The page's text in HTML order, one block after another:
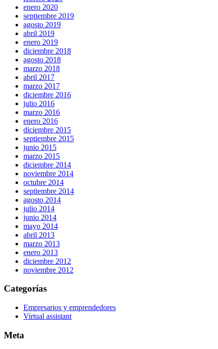
enero 2020
septiembre 2019
agosto 2019
abril 2019
enero 2019
diciembre 2018
agosto 2018
marzo 2018
abril 2017
marzo 2017
diciembre 2016
julio 2016
marzo 2016
enero 2016
diciembre 2015
septiembre 2015
junio 2015
marzo 2015
diciembre 2014
noviembre 2014
octubre 2014
septiembre 2014
agosto 2014
julio 2014
junio 2014
mayo 2014
abril 2013
marzo 2013
enero 2013
diciembre 2012
noviembre 2012
Categorías
Empresarios y emprendedores
Virtual assistant
Meta